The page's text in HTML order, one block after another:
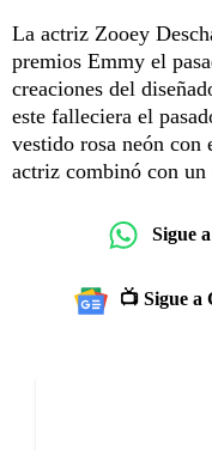
La actriz Zooey
premios Emmy el
creaciones del
este falleciera el
vestido rosa neón con
actriz combinó con un
Sigue
📺 Sigue a